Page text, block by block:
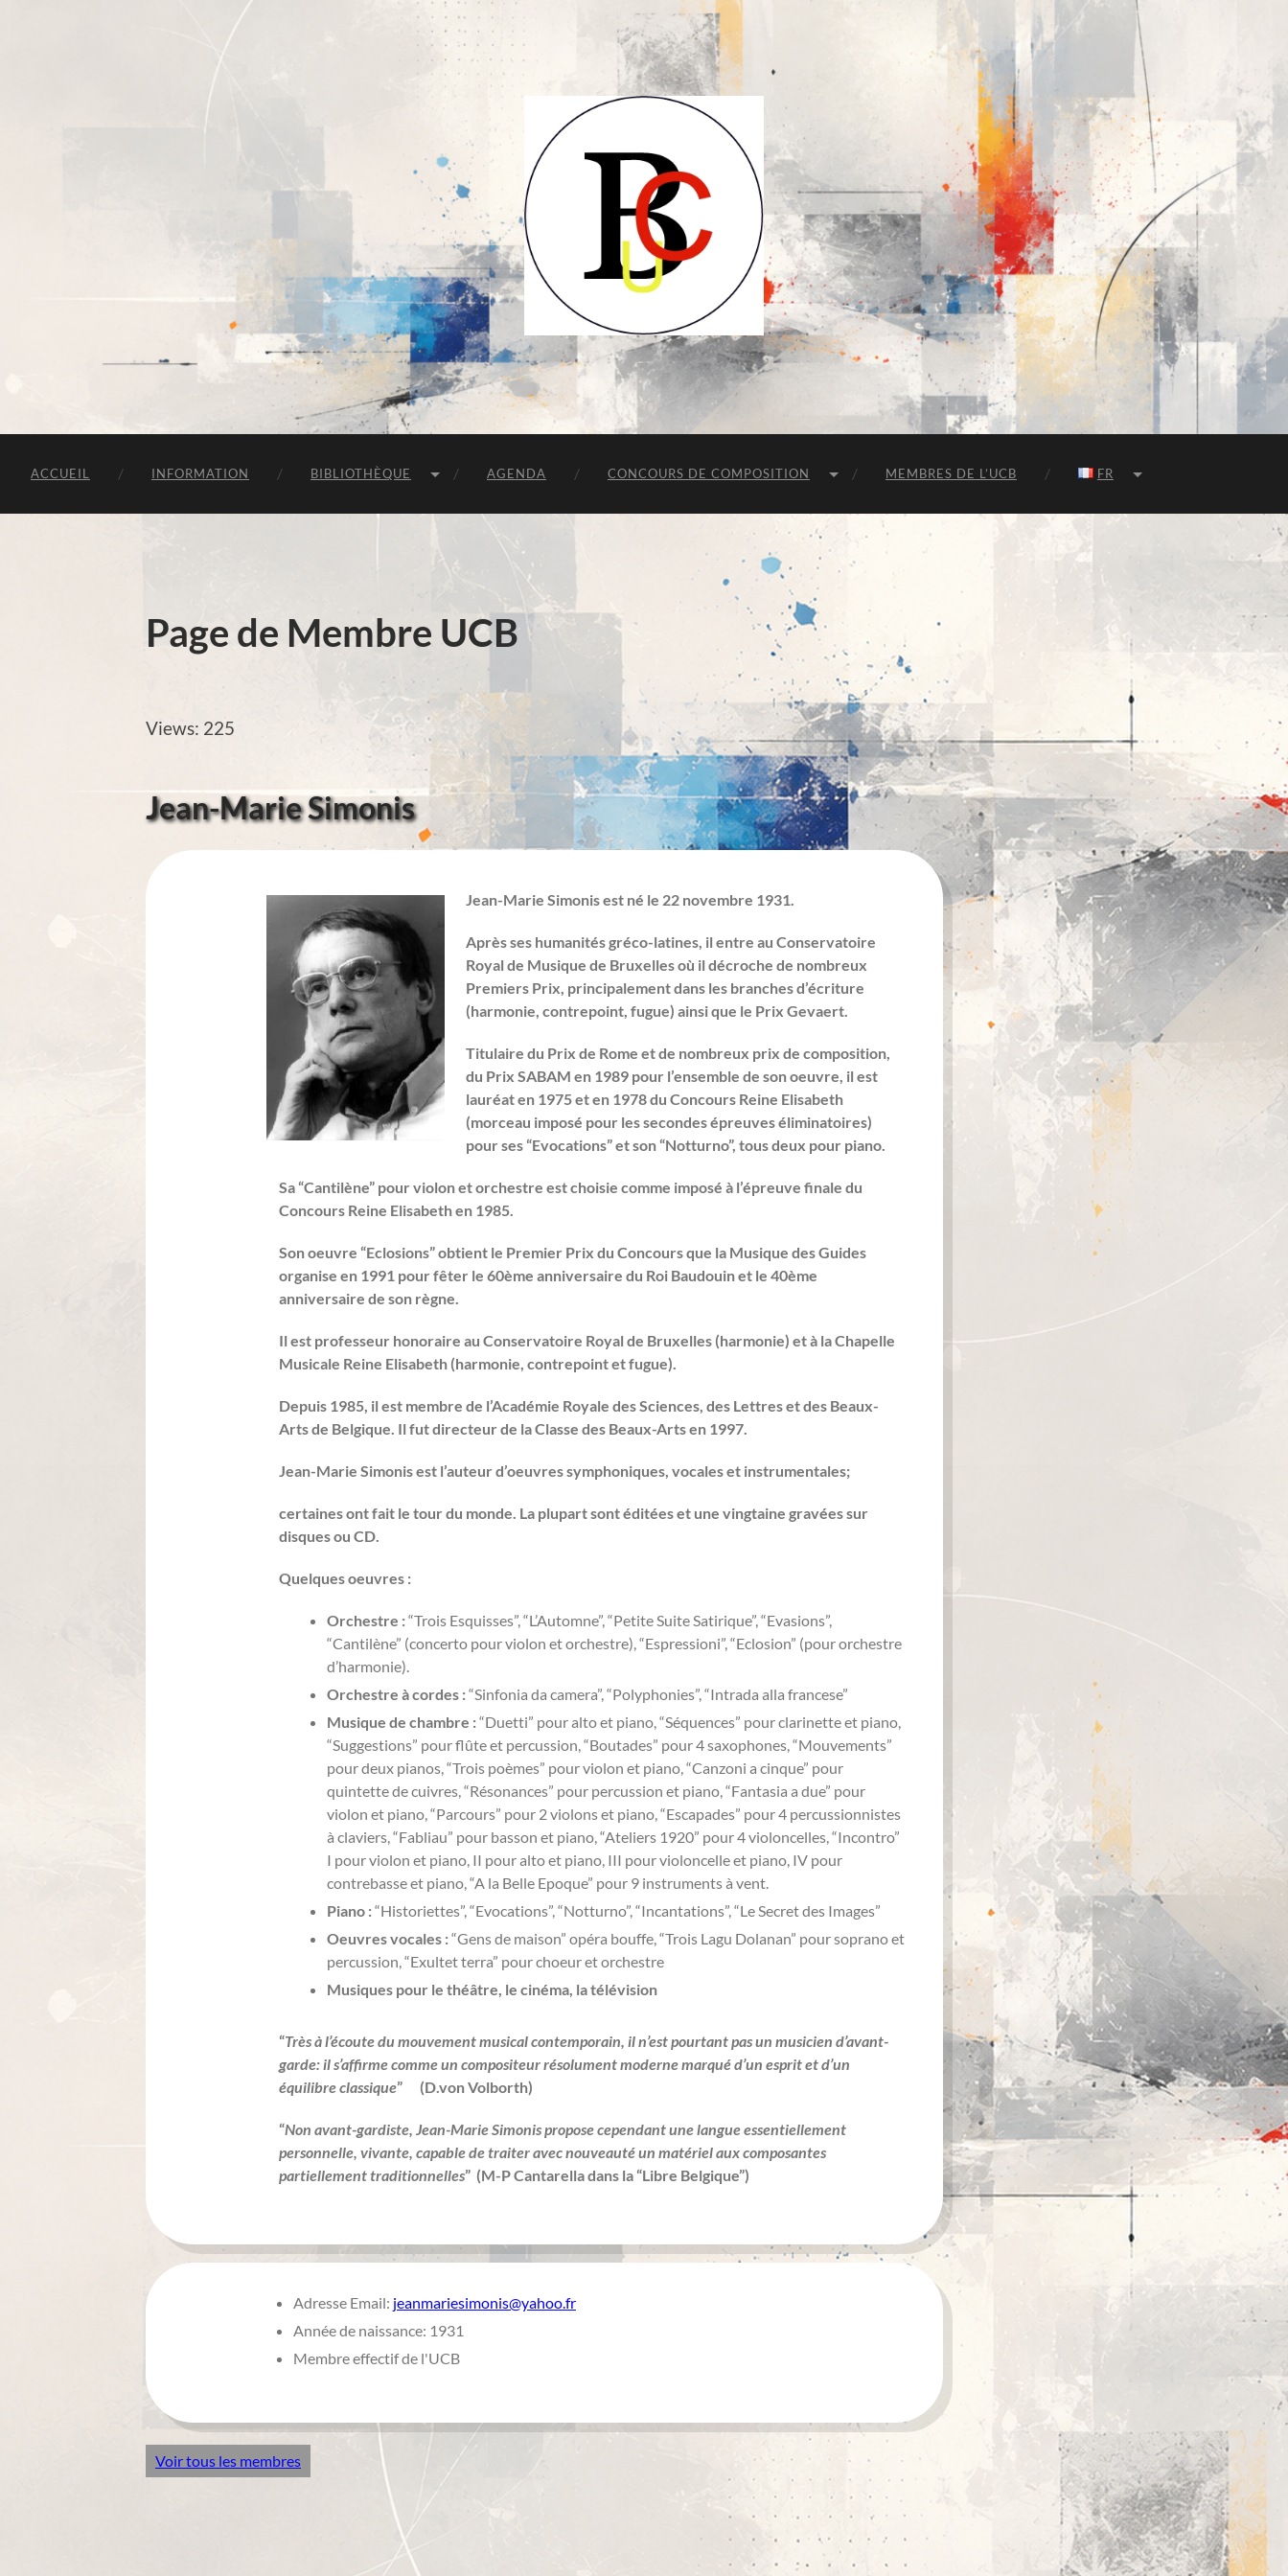
UCB-
UBC-
Union
des
Compositeurs
Unie
Belgische
Componisten
ACCUEIL INFORMATION BIBLIOTHÈQUE AGENDA CONCOURS DE COMPOSITION MEMBRES DE L’UCB FR
Page de Membre UCB
Views: 225
Jean-Marie Simonis
Jean-Marie Simonis est né le 22 novembre 1931.
Après ses humanités gréco-latines, il entre au Conservatoire
Royal de Musique de Bruxelles où il décroche de nombreux
Premiers Prix, principalement dans les branches d’écriture
(harmonie, contrepoint, fugue) ainsi que le Prix Gevaert.
Titulaire du Prix de Rome et de nombreux prix de composition,
du Prix SABAM en 1989 pour l’ensemble de son oeuvre, il est
lauréat en 1975 et en 1978 du Concours Reine Elisabeth
(morceau imposé pour les secondes épreuves éliminatoires)
pour ses “Evocations” et son “Notturno”, tous deux pour piano.
Sa “Cantilène” pour violon et orchestre est choisie comme imposé à l’épreuve finale du
Concours Reine Elisabeth en 1985.
Son oeuvre “Eclosions” obtient le Premier Prix du Concours que la Musique des Guides
organise en 1991 pour fêter le 60ème anniversaire du Roi Baudouin et le 40ème
anniversaire de son règne.
Il est professeur honoraire au Conservatoire Royal de Bruxelles (harmonie) età la Chapelle
Musicale Reine Elisabeth (harmonie, contrepoint et fugue).
Depuis 1985, il est membre de l’Académie Royale des Sciences, des Lettres et des Beaux-
Arts de Belgique. Il fut directeur de la Classe des Beaux-Arts en 1997.
Jean-Marie Simonis est l’auteur d’oeuvres symphoniques, vocales et instrumentales;
certaines ont fait le tour du monde. La plupart sont éditées et une vingtaine gravées sur
disques ou CD.
Quelques oeuvres :
Orchestre :“Trois Esquisses”, “L’Automne”, “Petite Suite Satirique”, “Evasions”,
“Cantilène” (concerto pour violon et orchestre), “Espressioni”, “Eclosion” (pour orchestre
d’harmonie).
Orchestre à cordes :“Sinfonia da camera”, “Polyphonies”, “Intrada alla francese”
Musique de chambre :“Duetti” pour alto et piano, “Séquences” pour clarinette et piano,
“Suggestions” pour flûte et percussion, “Boutades” pour 4 saxophones, “Mouvements”
pour deux pianos, “Trois poèmes” pour violon et piano, “Canzoni a cinque” pour
quintette de cuivres, “Résonances” pour percussion et piano, “Fantasia a due” pour
violon et piano, “Parcours” pour 2 violons et piano, “Escapades” pour 4 percussionnistes
à claviers, “Fabliau” pour basson et piano, “Ateliers 1920” pour 4 violoncelles, “Incontro”
I pour violon et piano, II pour alto et piano, III pour violoncelle et piano, IV pour
contrebasse et piano, “A la Belle Epoque” pour 9 instruments à vent.
Piano :“Historiettes”, “Evocations”, “Notturno”, “Incantations”, “Le Secret des Images”
Oeuvres vocales :“Gens de maison” opéra bouffe, “Trois Lagu Dolanan” pour soprano et
percussion, “Exultet terra” pour choeur et orchestre
Musiques pour le théâtre, le cinéma, la télévision
“Très à l’écoute du mouvement musical contemporain, il n’est pourtant pas un musicien d’avant-
garde: il s’affirme comme un compositeur résolument moderne marqué d’un esprit et d’un
équilibre classique” (D.von Volborth)
“Non avant-gardiste, Jean-Marie Simonis propose cependant une langue essentiellement
personnelle, vivante, capable de traiter avec nouveauté un matériel aux composantes
partiellement traditionnelles” (M-P Cantarella dans la “Libre Belgique”)
Adresse Email: jeanmariesimonis@yahoo.fr
Année de naissance: 1931
Membre effectif de l'UCB
Voir tous les membres